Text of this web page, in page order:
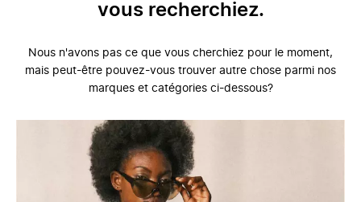
vous recherchiez.
Nous n'avons pas ce que vous cherchiez pour le moment,
mais peut-être pouvez-vous trouver autre chose parmi nos
marques et catégories ci-dessous?